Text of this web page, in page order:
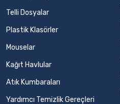
Telli Dosyalar
Plastik Klasörler
Mouselar
Kağıt Havlular
Atık Kumbaraları
Yardımcı Temizlik Gereçleri